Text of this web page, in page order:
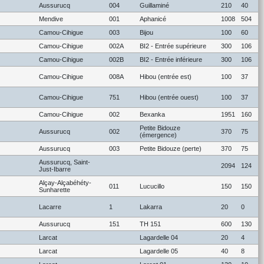
Aussurucq 004 Guillaminé 210
40
Mendive 001 Aphanicé 1008
504
Camou-Cihigue 003 Bijou 100
60
Camou-Cihigue 002A BI2 - Entrée supérieure 300
106
Camou-Cihigue 002B BI2 - Entrée inférieure 300 106
Camou-Cihigue 008A Hibou (entrée est) 100 37
Camou-Cihigue 751 Hibou (entrée ouest) 100 37
Camou-Cihigue 002 Bexanka 1951 160
Aussurucq 002
Petite Bidouze
(émergence)
370 75
Aussurucq 003 Petite Bidouze (perte) 370 75
Aussurucq, Saint-
Just-Ibarre
2094 124
Alçay-Alçabéhéty-
Sunharette
011 Lucucillo 150 150
Lacarre 1 Lakarra 20 0
Aussurucq 151 TH 151 600
130
Larcat Lagardelle 04 20
4
Larcat Lagardelle 05 40
8